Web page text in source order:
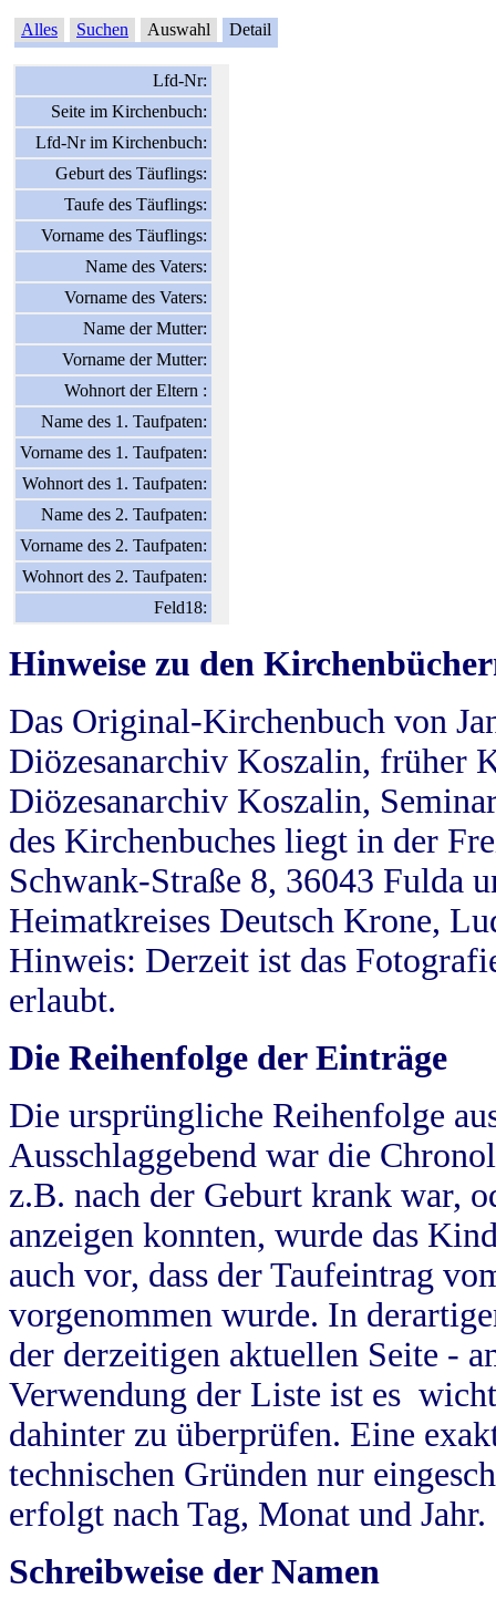
Alles Suchen Auswahl Detail
Lfd-Nr:
Seite im Kirchenbuch:
Lfd-Nr im Kirchenbuch:
Geburt des Täuflings:
Taufe des Täuflings:
Vorname des Täuflings:
Name des Vaters:
Vorname des Vaters:
Name der Mutter:
Vorname der Mutter:
Wohnort der Eltern :
Name des 1. Taufpaten:
Vorname des 1. Taufpaten:
Wohnort des 1. Taufpaten:
Name des 2. Taufpaten:
Vorname des 2. Taufpaten:
Wohnort des 2. Taufpaten:
Feld18:
Hinweise zu den
Das Original-Kirchenbuch von
Diözesanarchiv Koszalin, früher
Diözesanarchiv Koszalin,
des Kirchenbuches liegt in der
Schwank-Straße 8, 36043 Fulda
Heimatkreises Deutsch Krone,
Hinweis: Derzeit ist das
erlaubt.
Die Reihenfolge der Einträge
Die ursprüngliche Reihenfolge
Ausschlaggebend war die
z.B. nach der Geburt krank war,
anzeigen konnten, wurde das
auch vor, dass der Taufeintrag
vorgenommen wurde. In
der derzeitigen aktuellen Seite -
Verwendung der Liste ist es
dahinter zu überprüfen. Eine
technischen Gründen nur
erfolgt nach Tag, Monat und Jahr.
Schreibweise der Namen